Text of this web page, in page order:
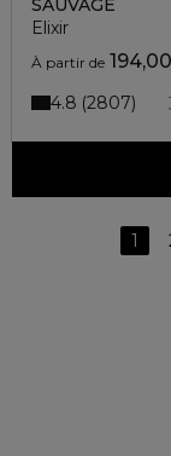
SAUVAGE
Elixir
À partir de
4.8 2807
1